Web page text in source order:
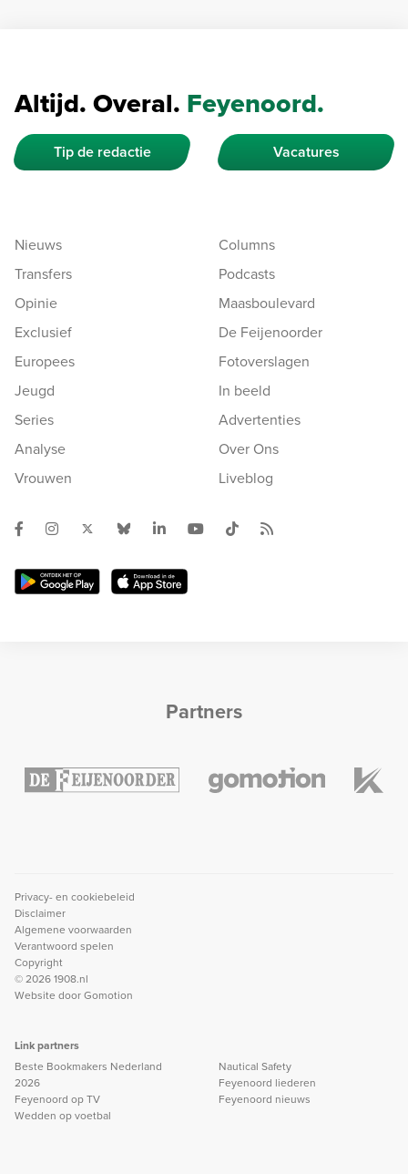
Altijd. Overal. Feyenoord.
Tip de redactie Vacatures
Nieuws
Transfers
Opinie
Exclusief
Europees
Jeugd
Series
Analyse
Vrouwen
Columns
Podcasts
Maasboulevard
De Feijenoorder
Fotoverslagen
In beeld
Advertenties
Over Ons
Liveblog
Partners
Privacy- en cookiebeleid
Disclaimer
Algemene voorwaarden
Verantwoord spelen
Copyright
© 2026 1908.nl
Website doorGomotion
Link partners
Beste Bookmakers Nederland
2026
Feyenoord op TV
Wedden op voetbal
Nautical Safety
Feyenoord liederen
Feyenoord nieuws